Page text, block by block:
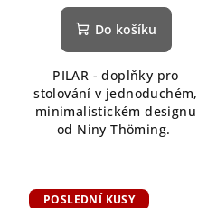
Do košíku
PILAR - doplňky pro
stolování v jednoduchém,
minimalistickém designu
od Niny Thöming.
POSLEDNÍ KUSY